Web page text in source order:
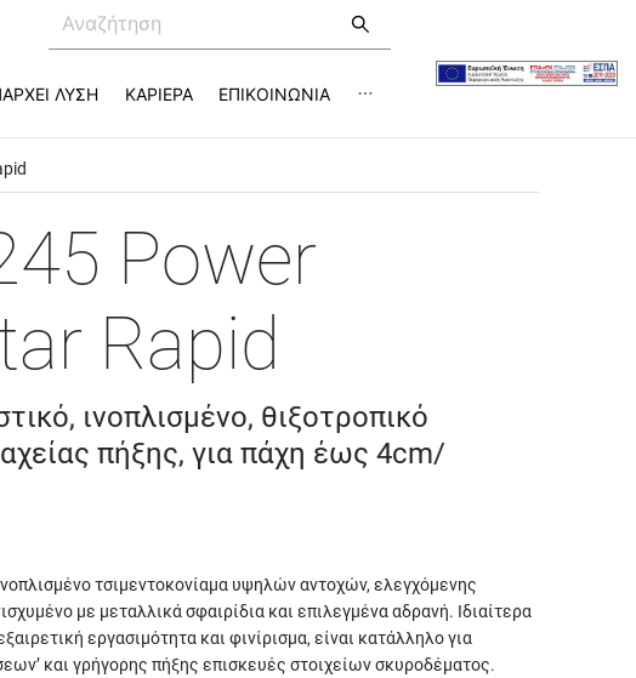
ΛΥΣΗ ΚΑΡΙΕΡΑ ΕΠΙΚΟΙΝΩΝΙΑ
Power
Rapid
ινοπλισμένο, θιξοτροπικό
πήξης, για πάχη έως 4cm/
τσιμεντοκονίαμα υψηλών αντοχών, ελεγχόμενης
με μεταλλικά σφαιρίδια και επιλεγμένα αδρανή. Ιδιαίτερα
εργασιμότητα και φινίρισμα, είναι κατάλληλο για
και γρήγορης πήξης επισκευές στοιχείων σκυροδέματος.